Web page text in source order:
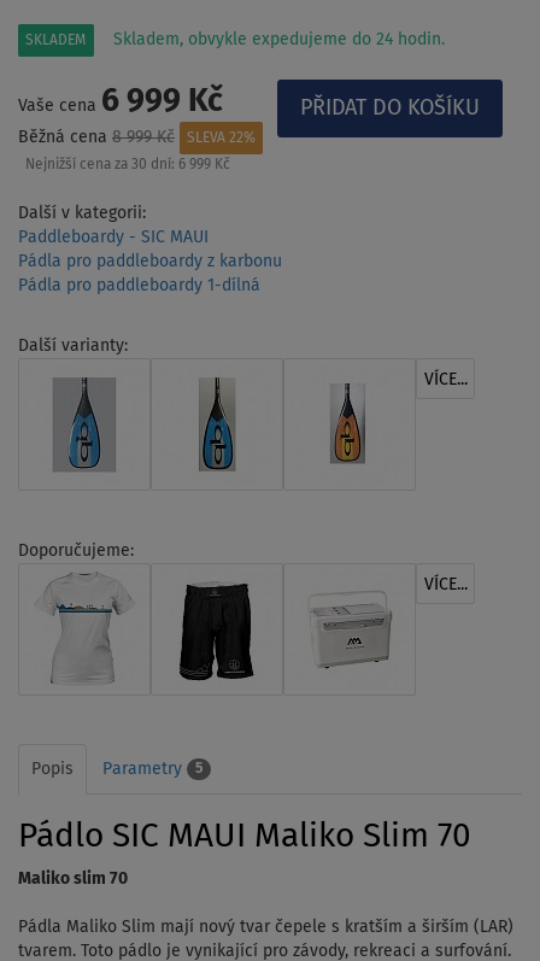
SKLADEM Skladem, obvykle expedujeme do 24 hodin.
Vaše cena 6 999 Kč
Běžná cena 8 999 Kč
SLEVA 22%
Nejnižší cena za 30 dní: 6 999 Kč
Další v kategorii:
Paddleboardy - SIC MAUI
Pádla pro paddleboardy z karbonu
Pádla pro paddleboardy 1-dílná
Další varianty:
VÍCE...
Doporučujeme:
VÍCE...
Popis Parametry 5
Pádlo SIC MAUI Maliko Slim 70
Maliko slim 70
Pádla Maliko Slim mají nový tvar čepele s kratším a širším (LAR)
tvarem. Toto pádlo je vynikající pro závody, rekreaci a surfování.